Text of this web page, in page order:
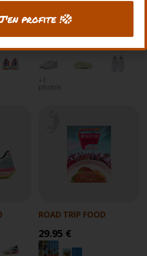
125.00 €
+1
photos
ROAD TRIP FOOD
29.95 €
profite !